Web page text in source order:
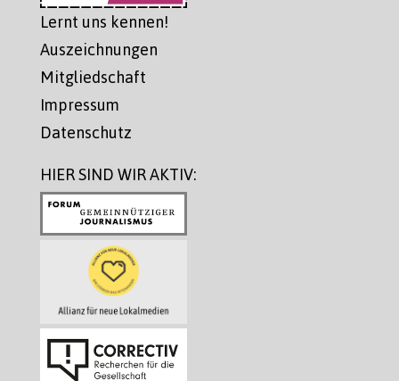
Lernt uns kennen!
Auszeichnungen
Mitgliedschaft
Impressum
Datenschutz
HIER SIND WIR AKTIV: